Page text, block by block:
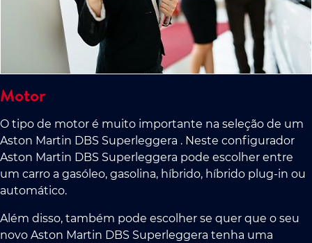
Motor
O tipo de motor é muito importante na seleção de um
Aston Martin DBS Superleggera . Neste configurador
Aston Martin DBS Superleggera pode escolher entre
um carro a gasóleo, gasolina, híbrido, híbrido plug-in ou
automático.
Além disso, também pode escolher se quer que o seu
novo Aston Martin DBS Superleggera tenha uma